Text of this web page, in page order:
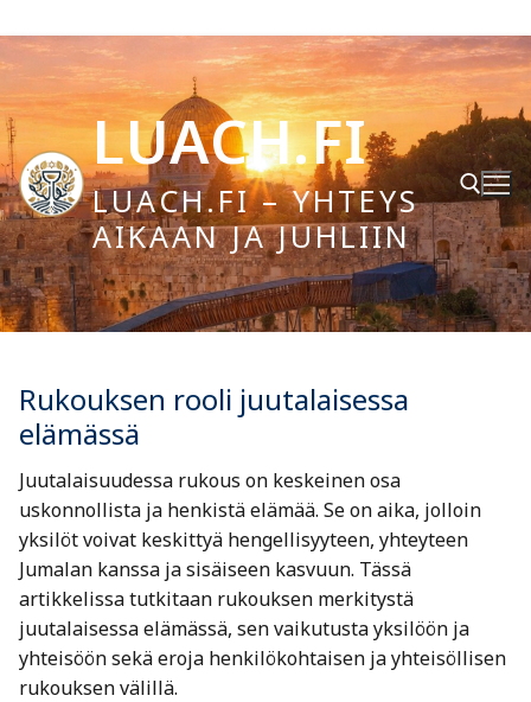
Hyppää
sisältöön
LUACH.FI
LUACH.FI – YHTEYS
AIKAAN JA JUHLIIN
Hae:
Rukouksen rooli juutalaisessa
elämässä
Juutalaisuudessa rukous on keskeinen osa
uskonnollista ja henkistä elämää. Se on aika, jolloin
yksilöt voivat keskittyä hengellisyyteen, yhteyteen
Jumalan kanssa ja sisäiseen kasvuun. Tässä
artikkelissa tutkitaan rukouksen merkitystä
juutalaisessa elämässä, sen vaikutusta yksilöön ja
yhteisöön sekä eroja henkilökohtaisen ja yhteisöllisen
rukouksen välillä.